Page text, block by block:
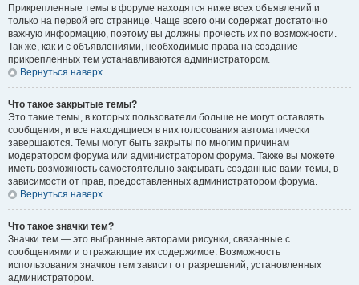
Прикрепленные темы в форуме находятся ниже всех объявлений и
только на первой его странице. Чаще всего они содержат достаточно
важную информацию, поэтому вы должны прочесть их по возможности.
Так же, как и с объявлениями, необходимые права на создание
прикрепленных тем устанавливаются администратором.
Вернуться наверх
Что такое закрытые темы?
Это такие темы, в которых пользователи больше не могут оставлять
сообщения, и все находящиеся в них голосования автоматически
завершаются. Темы могут быть закрыты по многим причинам
модератором форума или администратором форума. Также вы можете
иметь возможность самостоятельно закрывать созданные вами темы, в
зависимости от прав, предоставленных администратором форума.
Вернуться наверх
Что такое значки тем?
Значки тем — это выбранные авторами рисунки, связанные с
сообщениями и отражающие их содержимое. Возможность
использования значков тем зависит от разрешений, установленных
администратором.